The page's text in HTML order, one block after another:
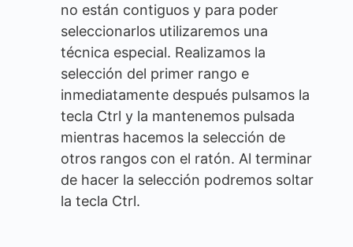
no están contiguos y para poder
seleccionarlos utilizaremos una
técnica especial. Realizamos la
selección del primer rango e
inmediatamente después pulsamos la
tecla Ctrl y la mantenemos pulsada
mientras hacemos la selección de
otros rangos con el ratón. Al terminar
de hacer la selección podremos soltar
la tecla Ctrl.